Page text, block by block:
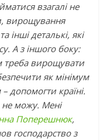
взагалі не
вирощування
інші деталькі, які
А з іншого боку:
треба вирощувати
як мінімум
допомогти країні.
не можу. Мені
Поперешнюк,
господарство з